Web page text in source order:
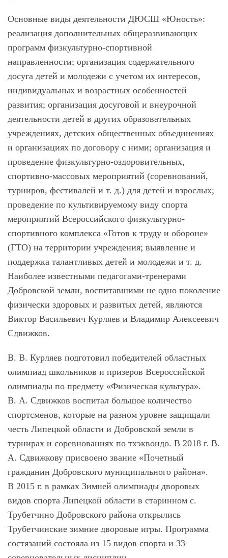
Основные виды деятельности ДЮСШ «Юность»:
реализация дополнительных общеразвивающих
программ физкультурно-спортивной
направленности; организация содержательного
досуга детей и молодежи с учетом их интересов,
индивидуальных и возрастных особенностей
развития; организация досуговой и внеурочной
деятельности детей в других образовательных
учреждениях, детских общественных объединениях
и организациях по договору с ними; организация и
проведение физкультурно-оздоровительных,
спортивно-массовых мероприятий (соревнований,
турниров, фестивалей и т. д.) для детей и взрослых;
проведение по культивируемому виду спорта
мероприятий Всероссийского физкультурно-
спортивного комплекса «Готов к труду и обороне»
(ГТО) на территории учреждения; выявление и
поддержка талантливых детей и молодежи и т. д.
Наиболее известными педагогами-тренерами
Добровской земли, воспитавшими не одно поколение
физически здоровых и развитых детей, являются
Виктор Васильевич Курляев и Владимир Алексеевич
Сдвижков.
В. В. Курляев подготовил победителей областных
олимпиад школьников и призеров Всероссийской
олимпиады по предмету «Физическая культура».
В. А. Сдвижков воспитал большое количество
спортсменов, которые на разном уровне защищали
честь Липецкой области и Добровской земли в
турнирах и соревнованиях по тхэквондо. В 2018 г. В.
А. Сдвижкову присвоено звание «Почетный
гражданин Добровского муниципального района».
В 2015 г. в рамках Зимней олимпиады дворовых
видов спорта Липецкой области в старинном с.
Трубетчино Добровского района открылись
Трубетчинские зимние дворовые игры. Программа
состязаний состояла из 15 видов спорта и 33